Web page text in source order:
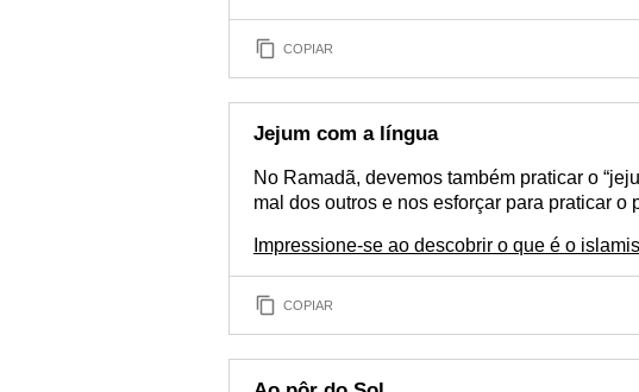
COPIAR
Jejum com a língua
No Ramadã, devemos também praticar o
mal dos outros e nos esforçar para praticar o
Impressione-se ao descobrir o que é o
COPIAR